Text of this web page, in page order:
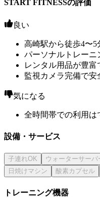
START FITNESSの評価
良い
高崎駅から徒歩4〜5
パーソナルトレーニ
レンタル用品が豊
監視カメラ完備で安
気になる
全時間帯での利用は
設備・サービス
トレーニング機器